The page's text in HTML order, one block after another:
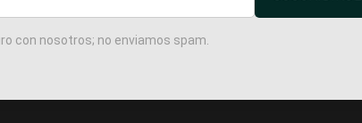
con nosotros; no enviamos spam.